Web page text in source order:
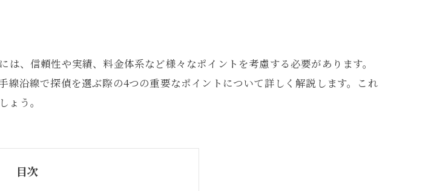
、信頼性や実績、料金体系など様々なポイントを考慮する必要があります。
沿線で探偵を選ぶ際の4つの重要なポイントについて詳しく解説します。これ
う。
目次